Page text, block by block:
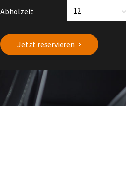
Abholzeit
Jetzt reservieren